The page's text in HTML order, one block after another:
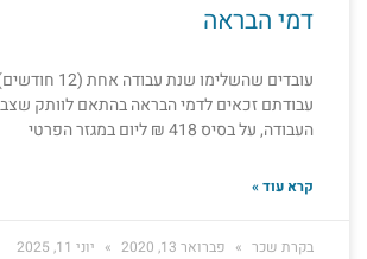
דמי הבראה
עובדים שהשלימו
עבודתם זכאים לדמי הבראה בהתאם לוותק
העבודה, על בסיס 418 ₪ ליום במגזר הפרטי
קרא עוד »
בקרת שכר פברואר 13, 2020 יוני 11, 2025